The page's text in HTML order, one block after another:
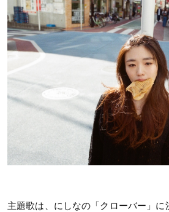
主題歌は、にしなの「クローバー」